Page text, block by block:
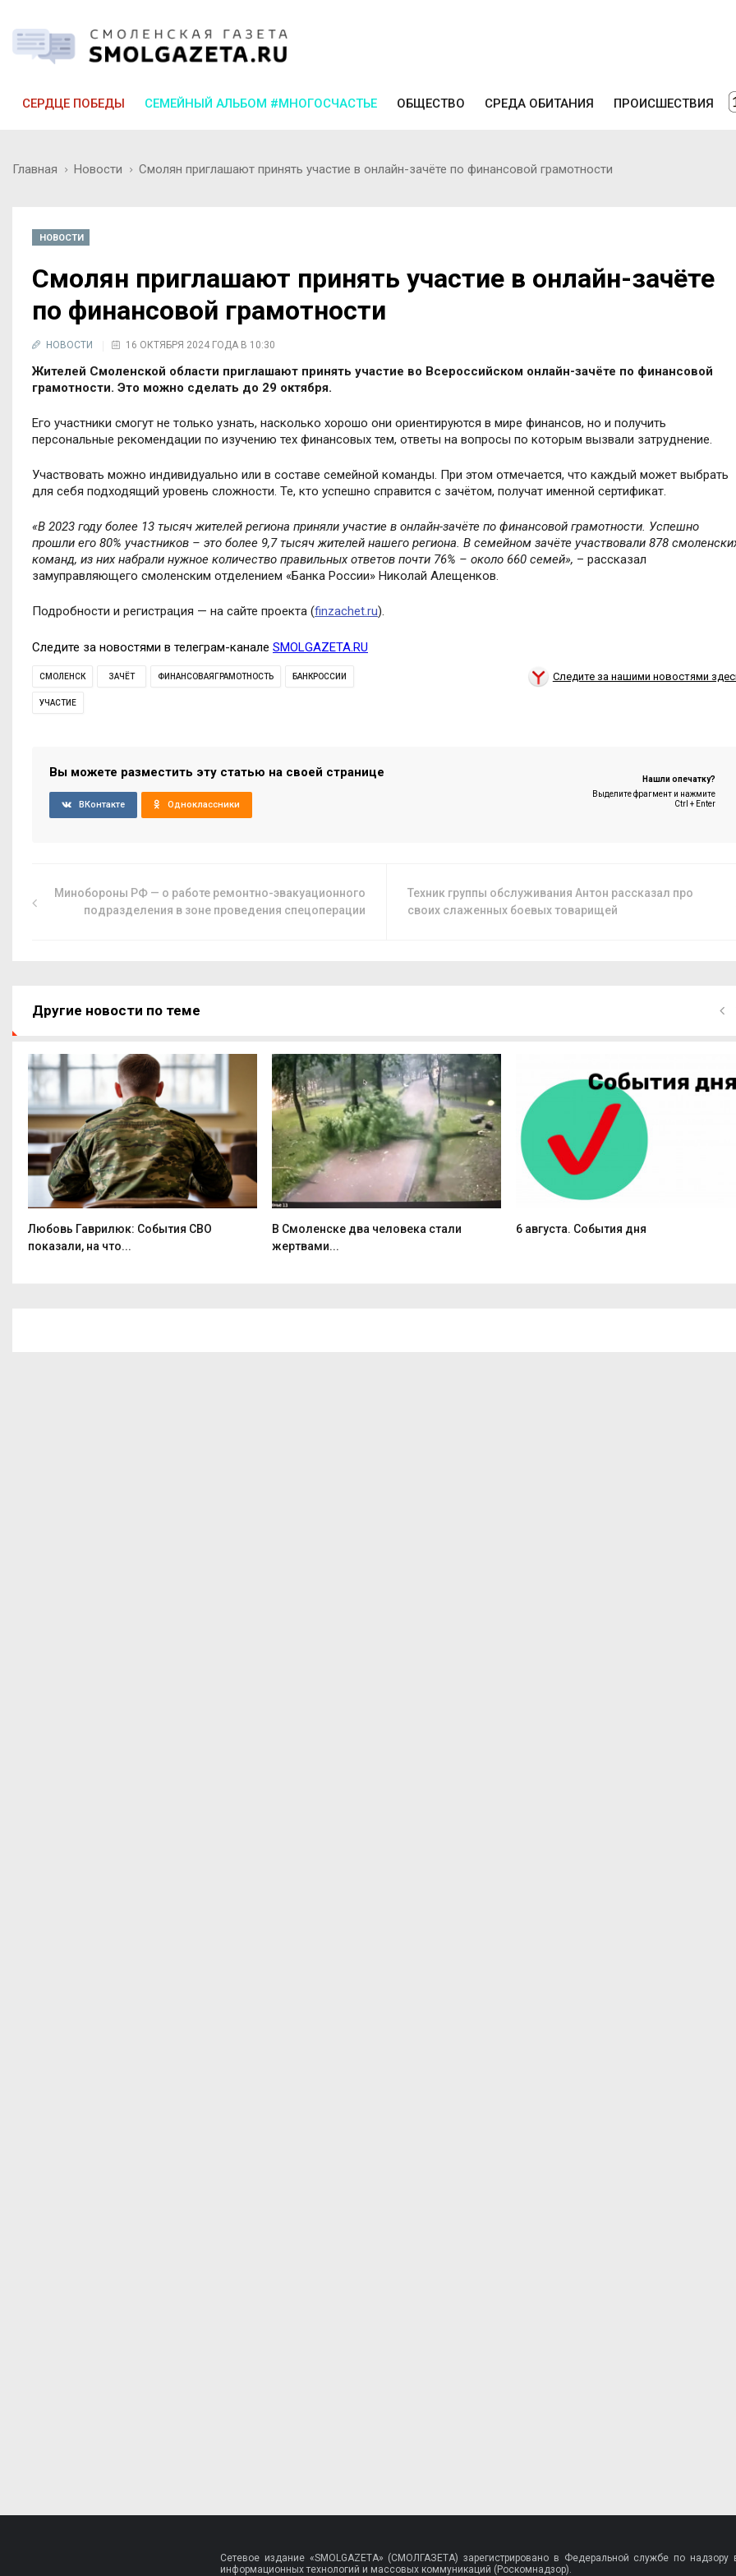
СЕРДЦЕ ПОБЕДЫ СЕМЕЙНЫЙ АЛЬБОМ #МНОГОСЧАСТЬЕ ОБЩЕСТВО СРЕДА ОБИТАНИЯ ПРОИСШЕСТВИЯ
Главная Новости Смолян приглашают принять участие в онлайн-зачёте по финансовой грамотности
НОВОСТИ
Смолян приглашают принять участие в онлайн-зачёте
по финансовой грамотности
НОВОСТИ 16 ОКТЯБРЯ 2024 ГОДА В 10:30
Жителей Смоленской области приглашают принять участие во Всероссийском онлайн-зачёте по финансовой
грамотности. Это можно сделать до 29 октября.
Его участники смогут не только узнать, насколько хорошо они ориентируются в мире финансов, но и получить
персональные рекомендации по изучению тех финансовых тем, ответы на вопросы по которым вызвали затруднение.
Участвовать можно индивидуально или в составе семейной команды. При этом отмечается, что каждый может выбрать
для себя подходящий уровень сложности. Те, кто успешно справится с зачётом, получат именной сертификат.
«В 2023 году более 13 тысяч жителей региона приняли участие в онлайн-зачёте по финансовой грамотности. Успешно
прошли его 80% участников – это более 9,7 тысяч жителей нашего региона. В семейном зачёте участвовали 878
команд, из них набрали нужное количество правильных ответов почти 76% – около 660 семей», – рассказал
замуправляющего смоленским отделением «Банка России» Николай Алещенков.
Подробности и регистрация — на сайте проекта (finzachet.ru).
Следите за новостями в телеграм-канале SMOLGAZETA.RU
СМОЛЕНСК ЗАЧЁТ ФИНАНСОВАЯГРАМОТНОСТЬ БАНКРОССИИ
УЧАСТИЕ
Следите за нашими новостями
Вы можете разместить эту статью на своей странице
ВКонтакте Одноклассники
Нашли опечатку?
Выделите фрагмент и нажмите
Ctrl + Enter
Минобороны РФ — о работе ремонтно-эвакуационного
подразделения в зоне проведения спецоперации
Техник группы обслуживания Антон рассказал про
своих слаженных боевых товарищей
Другие новости по теме
Любовь Гаврилюк: События СВО
показали, на что...
В Смоленске два человека стали
жертвами...
6 августа. События дня
Сетевое издание «SMOLGAZETA» (СМОЛГАЗЕТА) зарегистрировано в Федеральной службе по надзору
информационных технологий и массовых коммуникаций (Роскомнадзор).